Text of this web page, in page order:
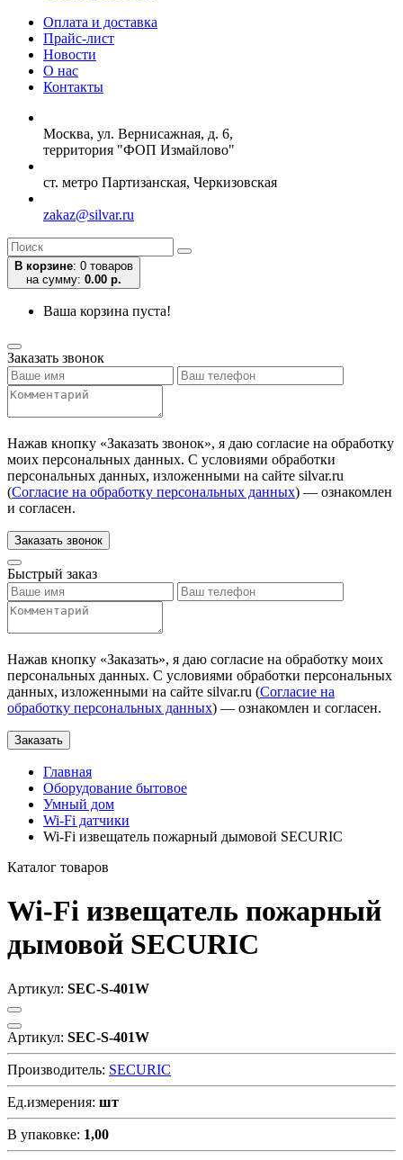
Оплата и доставка
Прайс-лист
Новости
О нас
Контакты
Москва, ул. Вернисажная, д. 6,
территория "ФОП Измайлово"
ст. метро Партизанская, Черкизовская
zakaz@silvar.ru
В корзине: 0 товаров
на сумму: 0.00 р.
Ваша корзина пуста!
Заказать звонок
Нажав кнопку «Заказать звонок», я даю согласие на обработку
моих персональных данных. С условиями обработки
персональных данных, изложенными на сайте silvar.ru
(Согласие на обработку персональных данных) — ознакомлен
и согласен.
Заказать звонок
Быстрый заказ
Нажав кнопку «Заказать», я даю согласие на обработку моих
персональных данных. С условиями обработки персональных
данных, изложенными на сайте silvar.ru (Согласие на
обработку персональных данных) — ознакомлен и согласен.
Заказать
Главная
Оборудование бытовое
Умный дом
Wi-Fi датчики
Wi-Fi извещатель пожарный дымовой SECURIC
Каталог товаров
Wi-Fi извещатель пожарный
дымовой SECURIC
Артикул: SEC-S-401W
Артикул: SEC-S-401W
Производитель: SECURIC
Ед.измерения: шт
В упаковке: 1,00